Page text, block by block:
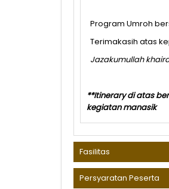
Program Umroh
Terimakasih atas
Jazakumullah
**Itinerary di atas
kegiatan manasik
Fasilitas
Persyaratan Peserta